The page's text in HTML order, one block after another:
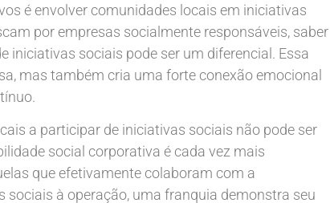
é envolver comunidades locais em iniciativas
por empresas socialmente responsáveis, saber
iniciativas sociais pode ser um diferencial. Essa
mas também cria uma forte conexão emocional
a participar de iniciativas sociais não pode ser
social corporativa é cada vez mais
que efetivamente colaboram com a
sociais à operação, uma franquia demonstra seu